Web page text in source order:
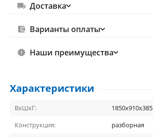
Доставка
Варианты оплаты
Наши преимущества
Характеристики
ВхШхГ:
1850х910х385
Конструкция:
разборная